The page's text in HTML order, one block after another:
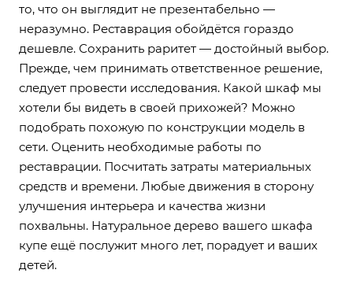
то, что он выглядит не презентабельно —
неразумно. Реставрация обойдётся гораздо
дешевле. Сохранить раритет — достойный выбор.
Прежде, чем принимать ответственное решение,
следует провести исследования. Какой шкаф мы
хотели бы видеть в своей прихожей? Можно
подобрать похожую по конструкции модель в
сети. Оценить необходимые работы по
реставрации. Посчитать затраты материальных
средств и времени. Любые движения в сторону
улучшения интерьера и качества жизни
похвальны. Натуральное дерево вашего шкафа
купе ещё послужит много лет, порадует и ваших
детей.